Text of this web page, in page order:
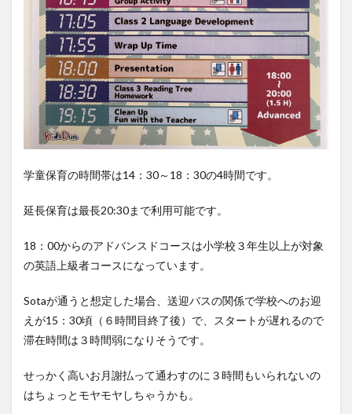
学童保育の時間帯は14：30～18：30の4時間です。
延長保育は最長20:30まで利用可能です。
18：00からのアドバンスドコースは小学校３年生以上が対象
の英語上級者コースになっています。
Sotaが通うと想定した場合、送迎バスの関係で学校へのお迎
えが15：30頃（６時間目終了後）で、スタートが遅れるので
滞在時間は３時間弱になりそうです。
せっかく高いお月謝払って通わすのに３時間もいられないの
はちょっとモヤモヤしちゃうかも。